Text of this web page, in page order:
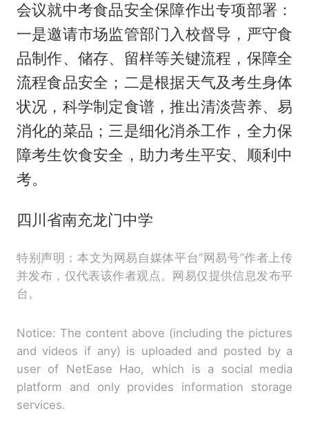
会议就中考食品安全保障作出专项部署：
一是邀请市场监管部门入校督导，严守食
品制作、储存、留样等关键流程，保障全
流程食品安全；二是根据天气及考生身体
状况，科学制定食谱，推出清淡营养、易
消化的菜品；三是细化消杀工作，全力保
障考生饮食安全，助力考生平安、顺利中
考。
四川省南充龙门中学
特别声明：本文为网易自媒体平台“网易号”作者上传
并发布，仅代表该作者观点。网易仅提供信息发布平
台。
Notice: The content above (including the pictures
and videos if any) is uploaded and posted by a
user of NetEase Hao, which is a social media
platform and only provides information storage
services.